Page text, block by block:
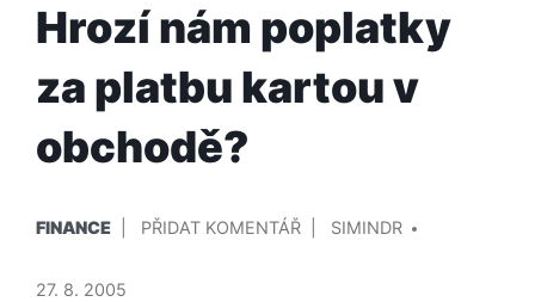
Hrozí nám poplatky
za platbu kartou v
obchodě?
V
FINANCE PŘIDAT KOMENTÁŘNA
SIMINDR
27. 8. 2005